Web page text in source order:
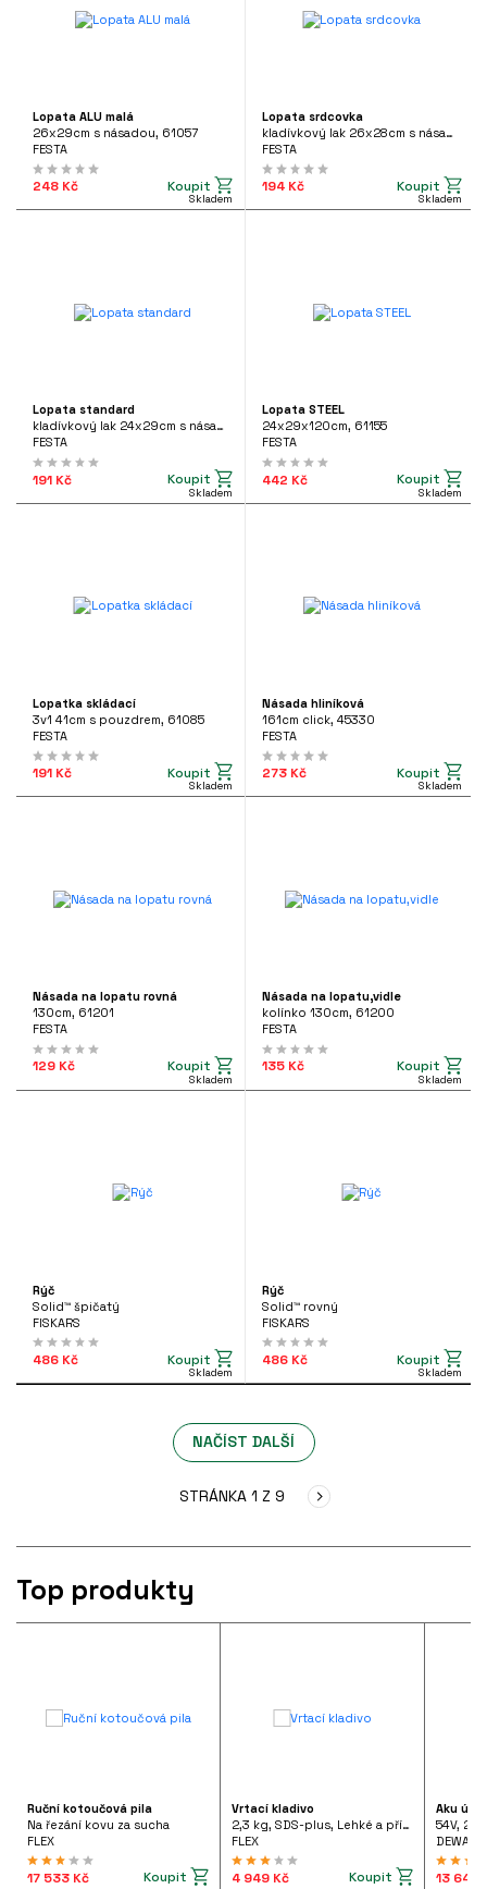
Lopata ALU malá
26x29cm s násadou, 61057
FESTA
248 Kč Koupit
Skladem
Lopata srdcovka
kladívkový lak 26x28cm s násadou kolínko, 61050
FESTA
194 Kč Koupit
Skladem
Lopata standard
kladívkový lak 24x29cm s násadou kolínko, 61051
FESTA
191 Kč Koupit
Skladem
Lopata STEEL
24x29x120cm, 61155
FESTA
442 Kč Koupit
Skladem
Lopatka skládací
3v1 41cm s pouzdrem, 61085
FESTA
191 Kč Koupit
Skladem
Násada hliníková
161cm click, 45330
FESTA
273 Kč Koupit
Skladem
Násada na lopatu rovná
130cm, 61201
FESTA
129 Kč Koupit
Skladem
Násada na lopatu,vidle
kolínko 130cm, 61200
FESTA
135 Kč Koupit
Skladem
Rýč
Solid™ špičatý
FISKARS
486 Kč Koupit
Skladem
Rýč
Solid™ rovný
FISKARS
486 Kč Koupit
Skladem
NAČÍST DALŠÍ
STRÁNKA 1 Z 9
Top produkty
Ruční kotoučová pila
Na řezání kovu za sucha
FLEX
17 533 Kč Koupit
Vrtací kladivo
2,3 kg, SDS-plus, Lehké a příruční vrtací kladivo 710 W pistolového tvaru, FHE 2-22 SDS-plus 230/CEE
FLEX
4 949 Kč Koupit
Aku
54V,
DEWALT
13 642